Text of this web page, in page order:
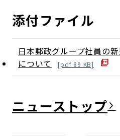
添付ファイル
日本郵政グループ社員の
について
[pdf 89 KB]
ニュース